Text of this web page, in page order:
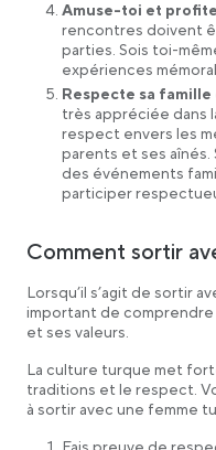
Amuse-toi et
rencontres doivent
parties. Sois toi-
expériences
Respecte sa
très appréciée dans
respect envers les
parents et ses aînés.
des événements
participer
Comment sortir
Lorsqu’il s’agit de sortir
important de
et ses valeurs.
La culture turque met
traditions et le respect.
à sortir avec une femme